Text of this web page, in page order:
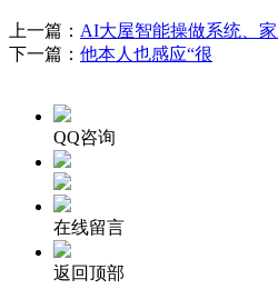
上一篇： AI大屋智能操做系统、
下一篇： 他本人也感应“很
QQ咨询
在线留言
返回顶部